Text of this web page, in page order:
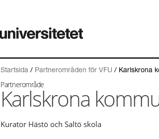
Startsida / Partnerområden för VFU / Karlskrona
Partnerområde
Karlskrona
Kurator Hästö och Saltö skola